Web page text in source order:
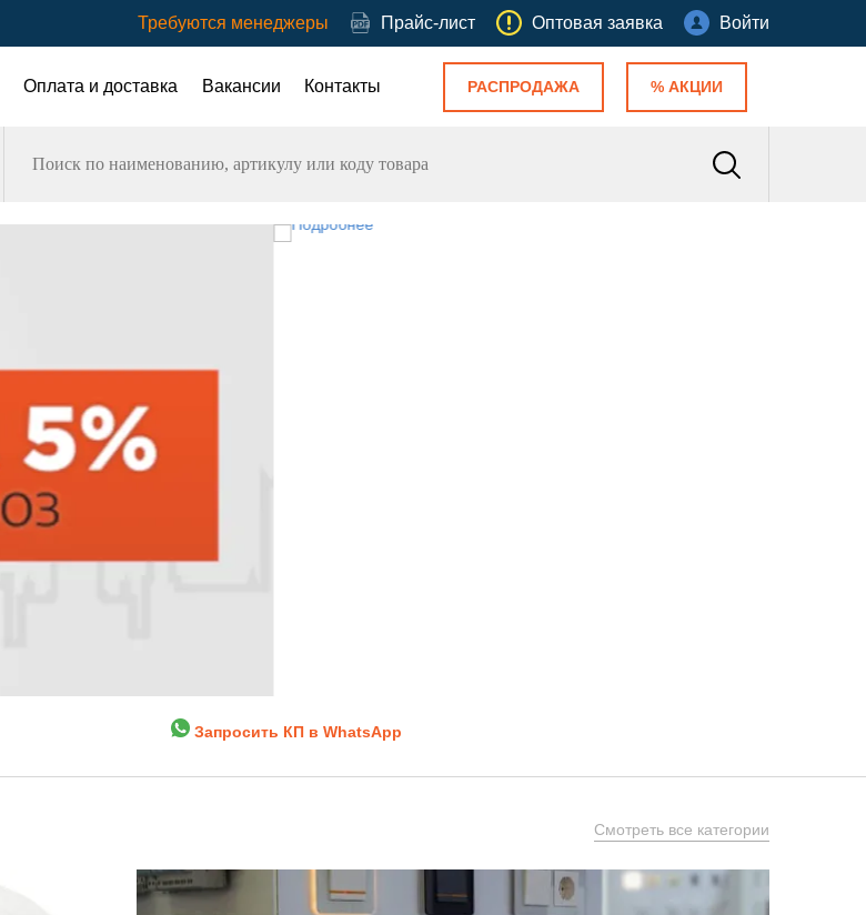
Требуются менеджеры Прайс-лист Оптовая заявка Войти
Оплата и доставка Вакансии Контакты РАСПРОДАЖА % АКЦИИ
Запросить КП в WhatsApp
Смотреть все категории